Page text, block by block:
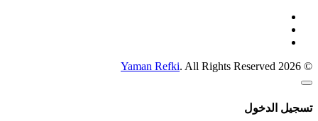
© 2026
Yaman Refki. All Rights Reserved
تسجيل الدخول